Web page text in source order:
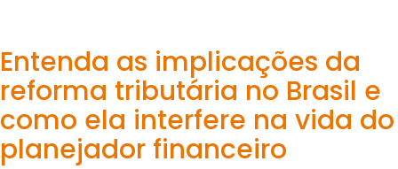
Entenda as implicações da
reforma tributária no Brasil e
como ela interfere na vida do
planejador financeiro